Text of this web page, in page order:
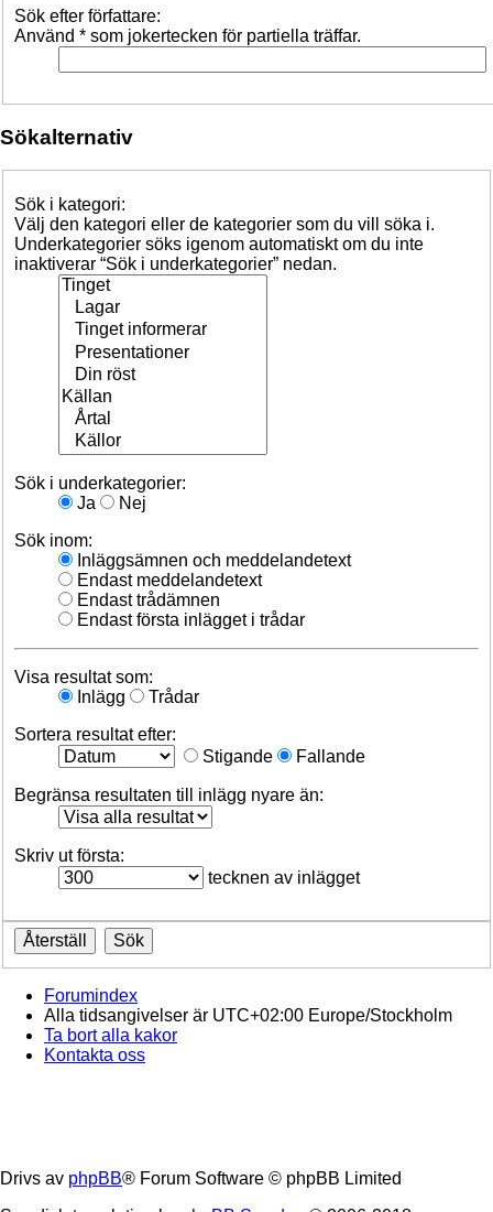
Sök efter författare:
Använd * som jokertecken för partiella träffar.
Sökalternativ
Sök i kategori:
Välj den kategori eller de kategorier som du vill söka i.
Underkategorier söks igenom automatiskt om du inte
inaktiverar “Sök i underkategorier” nedan.
Sök i underkategorier:
Ja
Nej
Sök inom:
Inläggsämnen och meddelandetext
Endast meddelandetext
Endast trådämnen
Endast första inlägget i trådar
Visa resultat som:
Inlägg
Trådar
Sortera resultat efter:
Stigande
Fallande
Begränsa resultaten till inlägg nyare än:
Skriv ut första:
tecknen av inlägget
Forumindex
Alla tidsangivelser är UTC+02:00 Europe/Stockholm
Ta bort alla kakor
Kontakta oss
Drivs av phpBB® Forum Software © phpBB Limited